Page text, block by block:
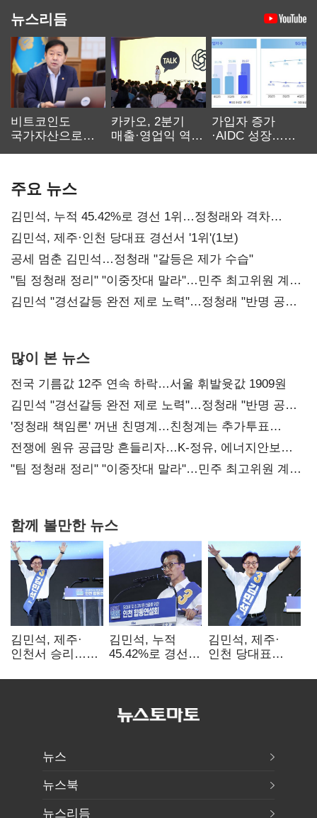
뉴스리듬
비트코인도
국가자산으로…'
카카오, 2분기
매출·영업익 역대
가입자 증가
·AIDC 성장…
주요 뉴스
김민석, 누적 45.42%로 경선 1위…정청래와 격차
0.86%p(2보)
김민석, 제주·인천 당대표 경선서 '1위'(1보)
공세 멈춘 김민석…정청래 "갈등은 제가 수습"
"팀 정청래 정리" "이중잣대 말라"…민주 최고위원 계파
다툼 격화
김민석 "경선갈등 완전 제로 노력"…정청래 "반명 공세
많이 본 뉴스
전국 기름값 12주 연속 하락…서울 휘발윳값 1909원
김민석 "경선갈등 완전 제로 노력"…정청래 "반명 공세
사과부터"
'정청래 책임론' 꺼낸 친명계…친청계는 추가투표
때리기
전쟁에 원유 공급망 흔들리자…K-정유, 에너지안보
핵심으로 재부상
"팀 정청래 정리" "이중잣대 말라"…민주 최고위원 계파
함께 볼만한 뉴스
김민석, 제주·
인천서 승리…
탈환'(종합)
김민석, 누적
45.42%로 경선
격차
김민석, 제주·
인천 당대표
뉴스
뉴스북
뉴스리듬